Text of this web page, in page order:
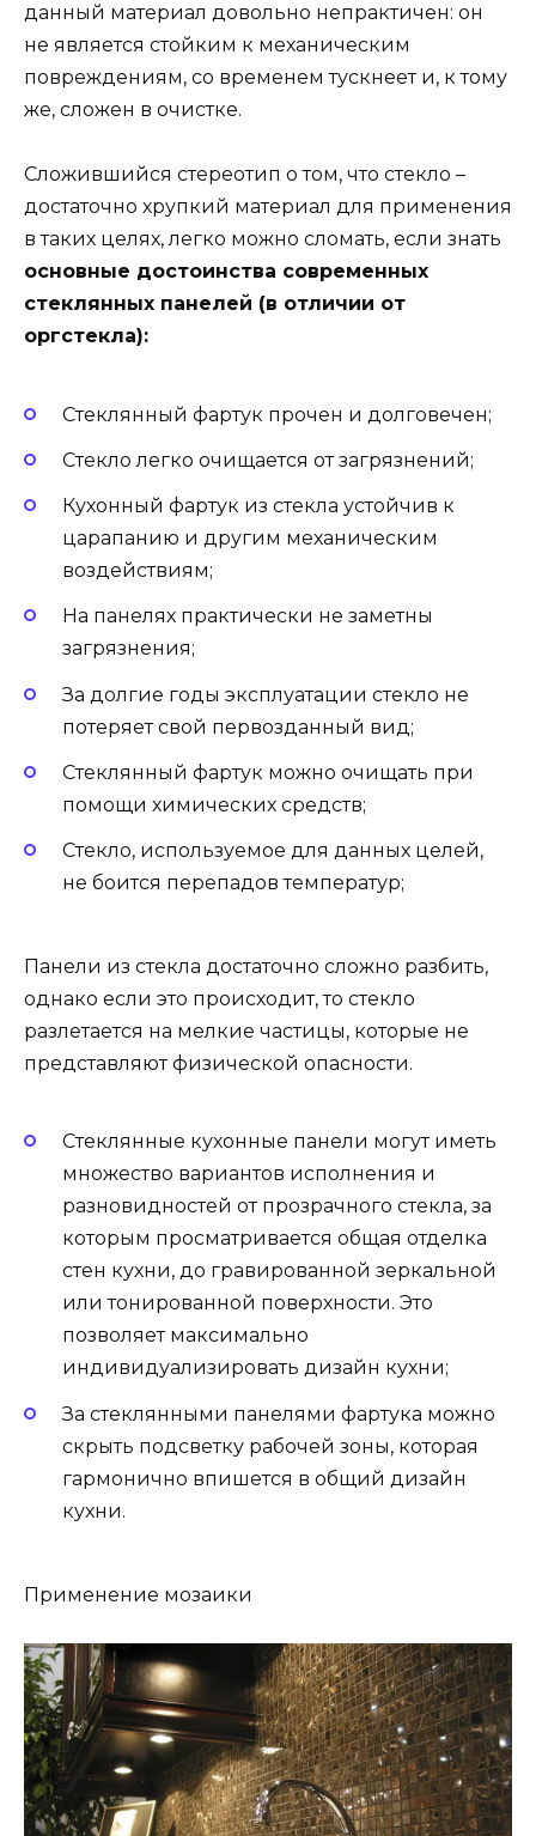
данный материал довольно непрактичен: он
не является стойким к механическим
повреждениям, со временем тускнеет и, к тому
же, сложен в очистке.
Сложившийся стереотип о том, что стекло –
достаточно хрупкий материал для применения
в таких целях, легко можно сломать, если знать
основные достоинства современных
стеклянных панелей (в отличии от
оргстекла):
Стеклянный фартук прочен и долговечен;
Стекло легко очищается от загрязнений;
Кухонный фартук из стекла устойчив к
царапанию и другим механическим
воздействиям;
На панелях практически не заметны
загрязнения;
За долгие годы эксплуатации стекло не
потеряет свой первозданный вид;
Стеклянный фартук можно очищать при
помощи химических средств;
Стекло, используемое для данных целей,
не боится перепадов температур;
Панели из стекла достаточно сложно разбить,
однако если это происходит, то стекло
разлетается на мелкие частицы, которые не
представляют физической опасности.
Стеклянные кухонные панели могут иметь
множество вариантов исполнения и
разновидностей от прозрачного стекла, за
которым просматривается общая отделка
стен кухни, до гравированной зеркальной
или тонированной поверхности. Это
позволяет максимально
индивидуализировать дизайн кухни;
За стеклянными панелями фартука можно
скрыть подсветку рабочей зоны, которая
гармонично впишется в общий дизайн
кухни.
Применение мозаики